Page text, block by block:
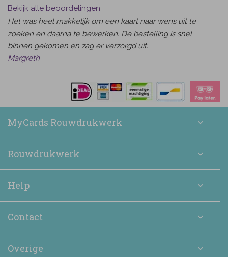
Bekijk alle beoordelingen
Het was heel makkelijk om een kaart naar wens uit te
zoeken en daarna te bewerken. De bestelling is snel
binnen gekomen en zag er verzorgd uit.
Margreth
MyCards Rouwdrukwerk
Rouwdrukwerk
Help
Contact
Overige